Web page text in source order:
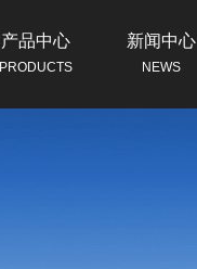
产品中心
PRODUCTS
新闻中心
NEWS